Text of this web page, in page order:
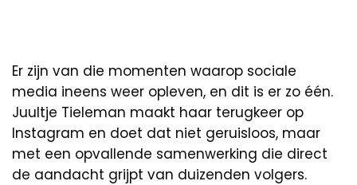
Er zijn van die momenten waarop sociale
media ineens weer opleven, en dit is er zo één.
Juultje Tieleman maakt haar terugkeer op
Instagram en doet dat niet geruisloos, maar
met een opvallende samenwerking die direct
de aandacht grijpt van duizenden volgers.